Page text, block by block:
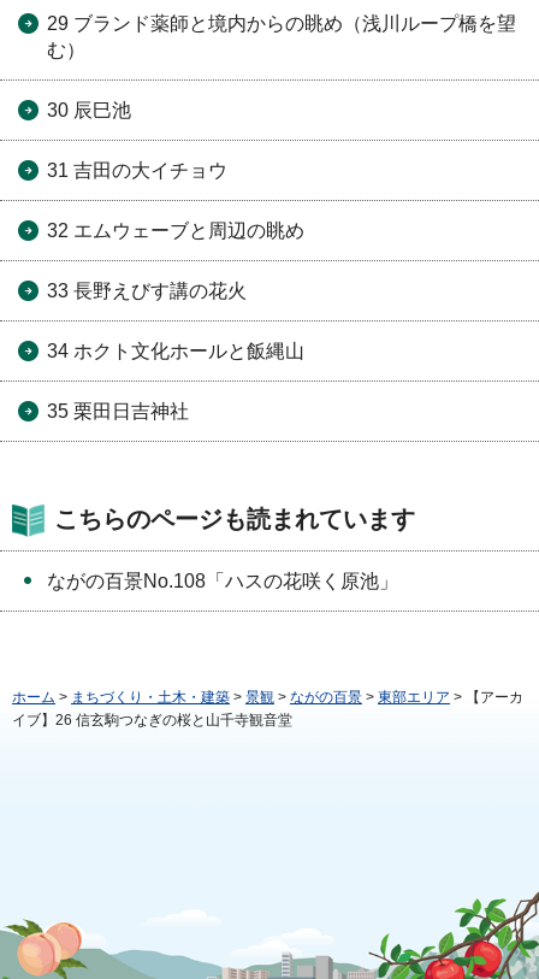
29 ブランド薬師と境内からの眺め（浅川ループ橋を望
む）
30 辰巳池
31 吉田の大イチョウ
32 エムウェーブと周辺の眺め
33 長野えびす講の花火
34 ホクト文化ホールと飯縄山
35 栗田日吉神社
こちらのページも読まれています
ながの百景No.108「ハスの花咲く原池」
ホーム > まちづくり・土木・建築 > 景観 > ながの百景 > 東部エリア > 【アーカ
イブ】26 信玄駒つなぎの桜と山千寺観音堂